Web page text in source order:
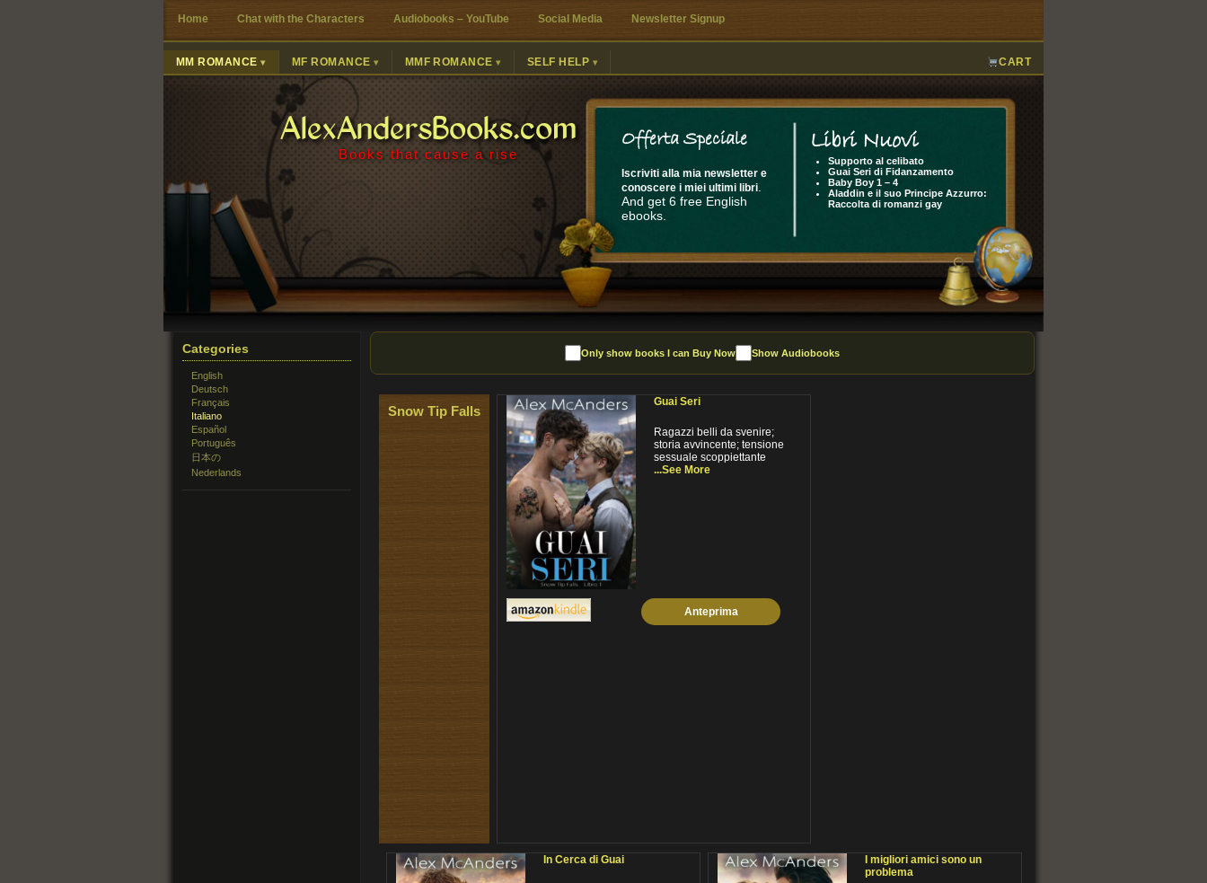
Home Chat with the Characters Audiobooks – YouTube Social Media Newsletter Signup
MM ROMANCE MF ROMANCE MMF ROMANCE SELF HELP CART
AlexAndersBooks.com
Books that cause a rise
Offerta Speciale
Iscriviti alla mia newsletter e
conoscere i miei ultimi libri
And get 6 free English
ebooks.
Libri Nuovi
Supporto al celibato
Guai Seri di Fidanzamento
Baby Boy 1 – 4
Aladdin e il suo Principe Azzurro:
Raccolta di romanzi gay
Categories
English
Deutsch
Français
Italiano
Español
Português
日本の
Nederlands
Only show books I can Buy Now Show Audiobooks
Snow Tip Falls
Guai Seri
Ragazzi belli da svenire;
storia avvincente; tensione
sessuale scoppiettante
...See More
Anteprima
In Cerca di Guai
I migliori amici sono un
problema